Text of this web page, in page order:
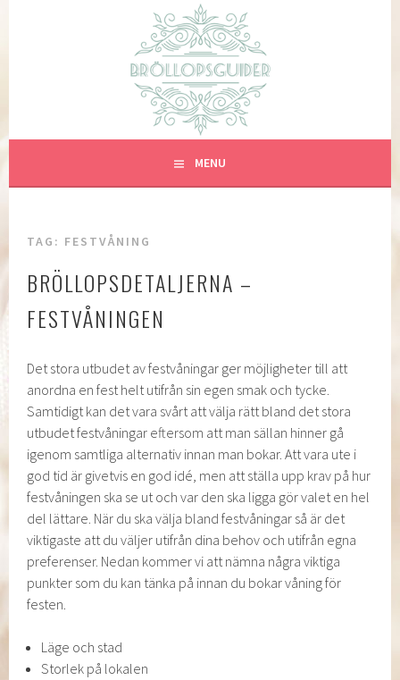
BRÖLLOPSGUIDER
ALLT OM BRÖLLOP
MENU
TAG: FESTVÅNING
BRÖLLOPSDETALJERNA –
FESTVÅNINGEN
Det stora utbudet av festvåningar ger möjligheter till att
anordna en fest helt utifrån sin egen smak och tycke.
Samtidigt kan det vara svårt att välja rätt bland det stora
utbudet festvåningar eftersom att man sällan hinner gå
igenom samtliga alternativ innan man bokar. Att vara ute i
god tid är givetvis en god idé, men att ställa upp krav på hur
festvåningen ska se ut och var den ska ligga gör valet en hel
del lättare. När du ska välja bland festvåningar så är det
viktigaste att du väljer utifrån dina behov och utifrån egna
preferenser. Nedan kommer vi att nämna några viktiga
punkter som du kan tänka på innan du bokar våning för
festen.
Läge och stad
Storlek på lokalen